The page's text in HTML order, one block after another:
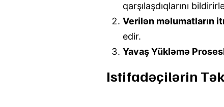
qarşılaşdıqlarını
Verilən məlumatların
edir.
Yavaş Yükləmə
Istifadəçilərin